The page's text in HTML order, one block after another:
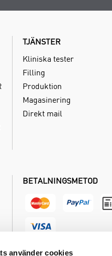
använder cookies
TJÄNSTER
Kliniska tester
Filling
Produktion
Magasinering
Direkt mail
BETALNINGSMETOD